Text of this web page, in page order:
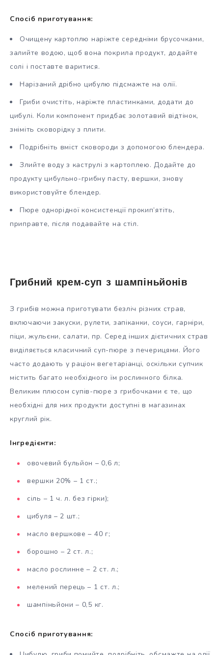
Спосіб приготування:
Очищену картоплю наріжте середніми брусочками,
залийте водою, щоб вона покрила продукт, додайте
солі і поставте варитися.
Нарізаний дрібно цибулю підсмажте на олії.
Гриби очистіть, наріжте пластинками, додати до
цибулі. Коли компонент придбає золотавий відтінок,
зніміть сковорідку з плити.
Подрібніть вміст сковороди з допомогою блендера.
Злийте воду з каструлі з картоплею. Додайте до
продукту цибульно-грибну пасту, вершки, знову
використовуйте блендер.
Пюре однорідної консистенції прокип’ятіть,
приправте, після подавайте на стіл.
Грибний крем-суп з шампіньйонів
З грибів можна приготувати безліч різних страв,
включаючи закуски, рулети, запіканки, соуси, гарніри,
піци, жульєни, салати, пр. Серед інших дієтичних страв
виділяється класичний суп-пюре з печерицями. Його
часто додають у раціон вегетаріанці, оскільки супчик
містить багато необхідного їм рослинного білка.
Великим плюсом супів-пюре з грибочками є те, що
необхідні для них продукти доступні в магазинах
круглий рік.
Інгредієнти:
овочевий бульйон – 0,6 л;
вершки 20% – 1 ст.;
сіль – 1 ч. л. без гірки);
цибуля – 2 шт.;
масло вершкове – 40 г;
борошно – 2 ст. л.;
масло рослинне – 2 ст. л.;
мелений перець – 1 ст. л.;
шампіньйони – 0,5 кг.
Спосіб приготування: